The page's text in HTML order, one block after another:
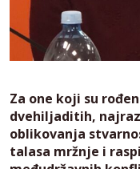
Za one koji su
dvehiljaditih,
oblikovanja
talasa mržnje i